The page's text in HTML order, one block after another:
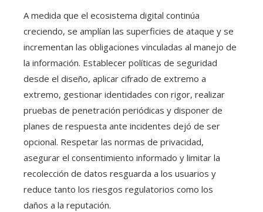
A medida que el ecosistema digital continúa
creciendo, se amplían las superficies de ataque y se
incrementan las obligaciones vinculadas al manejo de
la información. Establecer políticas de seguridad
desde el diseño, aplicar cifrado de extremo a
extremo, gestionar identidades con rigor, realizar
pruebas de penetración periódicas y disponer de
planes de respuesta ante incidentes dejó de ser
opcional. Respetar las normas de privacidad,
asegurar el consentimiento informado y limitar la
recolección de datos resguarda a los usuarios y
reduce tanto los riesgos regulatorios como los
daños a la reputación.